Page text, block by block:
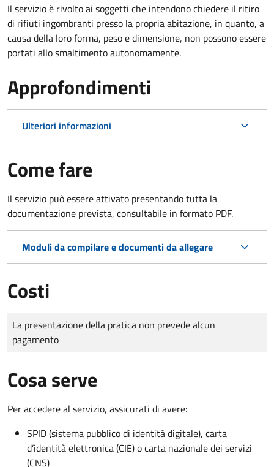
Il servizio è rivolto ai soggetti che intendono chiedere il ritiro
di rifiuti ingombranti presso la propria abitazione, in quanto, a
causa della loro forma, peso e dimensione, non possono essere
portati allo smaltimento autonomamente.
Approfondimenti
Ulteriori informazioni
Come fare
Il servizio può essere attivato presentando tutta la
documentazione prevista, consultabile in formato PDF.
Moduli da compilare e documenti da allegare
Costi
Tipo di pagamento
Importo
La presentazione della pratica non prevede alcun
pagamento
Cosa serve
Per accedere al servizio, assicurati di avere:
SPID (sistema pubblico di identità digitale), carta
d’identità elettronica (CIE) o carta nazionale dei servizi
(CNS)